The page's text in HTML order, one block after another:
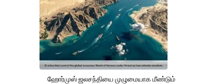
ஹோர்முஸ் ஜலசந்தியை முழுமையாக மீண்டும்